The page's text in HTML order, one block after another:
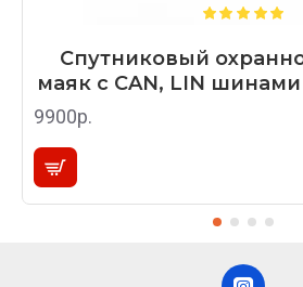
Спутниковый
маяк с CAN, LIN шинами
9900р.